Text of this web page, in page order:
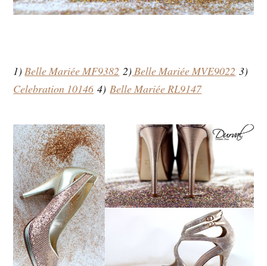
1)Belle Mariée MF9382 2)Belle Mariée MVE9022 3)
Celebration 10146 4)Belle Mariée RL9147